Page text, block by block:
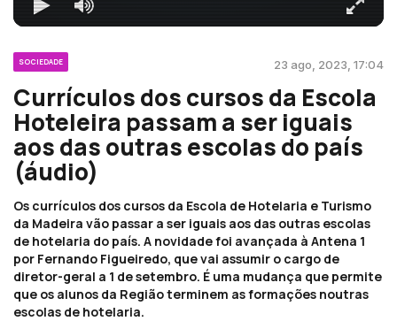
SOCIEDADE 23 ago, 2023, 17:04
Currículos dos cursos da Escola
Hoteleira passam a ser iguais
aos das outras escolas do país
(áudio)
Os currículos dos cursos da Escola de Hotelaria e Turismo
da Madeira vão passar a ser iguais aos das outras escolas
de hotelaria do país. A novidade foi avançada à Antena 1
por Fernando Figueiredo, que vai assumir o cargo de
diretor-geral a 1 de setembro. É uma mudança que permite
que os alunos da Região terminem as formações noutras
escolas de hotelaria.